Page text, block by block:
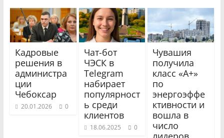
Кадровые
решения в
администра
ции
Чебоксар
20.01.2026 0
Чат-бот
ЧЭСК в
Telegram
набирает
популярност
ь среди
клиентов
18.06.2025 0
Чувашия
получила
класс «А+»
по
энергоэффе
ктивности и
вошла в
число